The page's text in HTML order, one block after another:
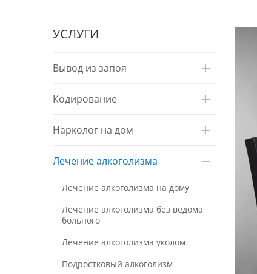
УСЛУГИ
Вывод из запоя
Кодирование
Нарколог на дом
Лечение алкоголизма
Лечение алкоголизма на дому
Лечение алкоголизма без ведома
больного
Лечение алкоголизма уколом
Подростковый алкоголизм